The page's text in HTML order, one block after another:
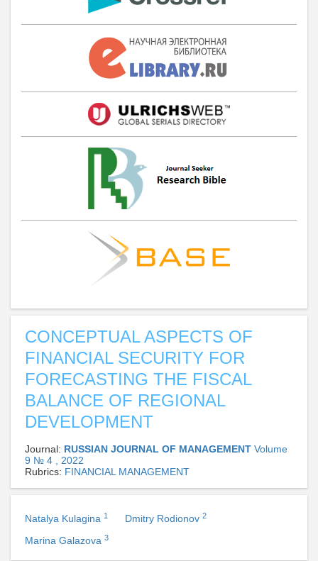
CONCEPTUAL ASPECTS OF
FINANCIAL SECURITY FOR
FORECASTING THE FISCAL
BALANCE OF REGIONAL
DEVELOPMENT
Journal: RUSSIAN JOURNAL OF MANAGEMENT Volume
9 № 4 , 2022
Rubrics: FINANCIAL MANAGEMENT
Natalya Kulagina 1 Dmitry Rodionov 2
Marina Galazova 3